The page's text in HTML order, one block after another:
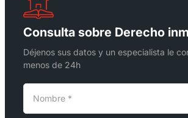
Consulta sobre Derecho
Déjenos sus datos y un especialista le
menos de 24h